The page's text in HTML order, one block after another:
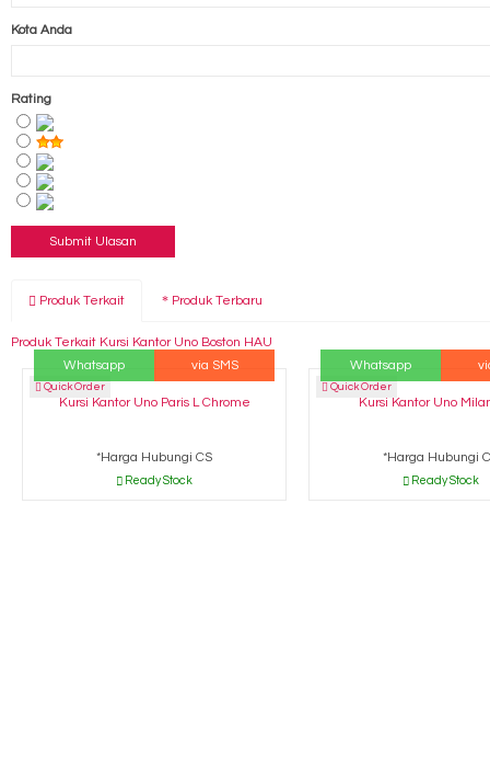
Kota Anda
Rating
Produk Terkait Produk Terbaru
Produk Terkait Kursi Kantor Uno Boston HAU
Quick Order
Whatsapp via SMS
Kursi Kantor Uno Paris L Chrome
*Harga Hubungi CS
Ready Stock
Quick Order
Whatsapp
Kursi Kantor Uno
*Harga Hubungi
Ready Stock